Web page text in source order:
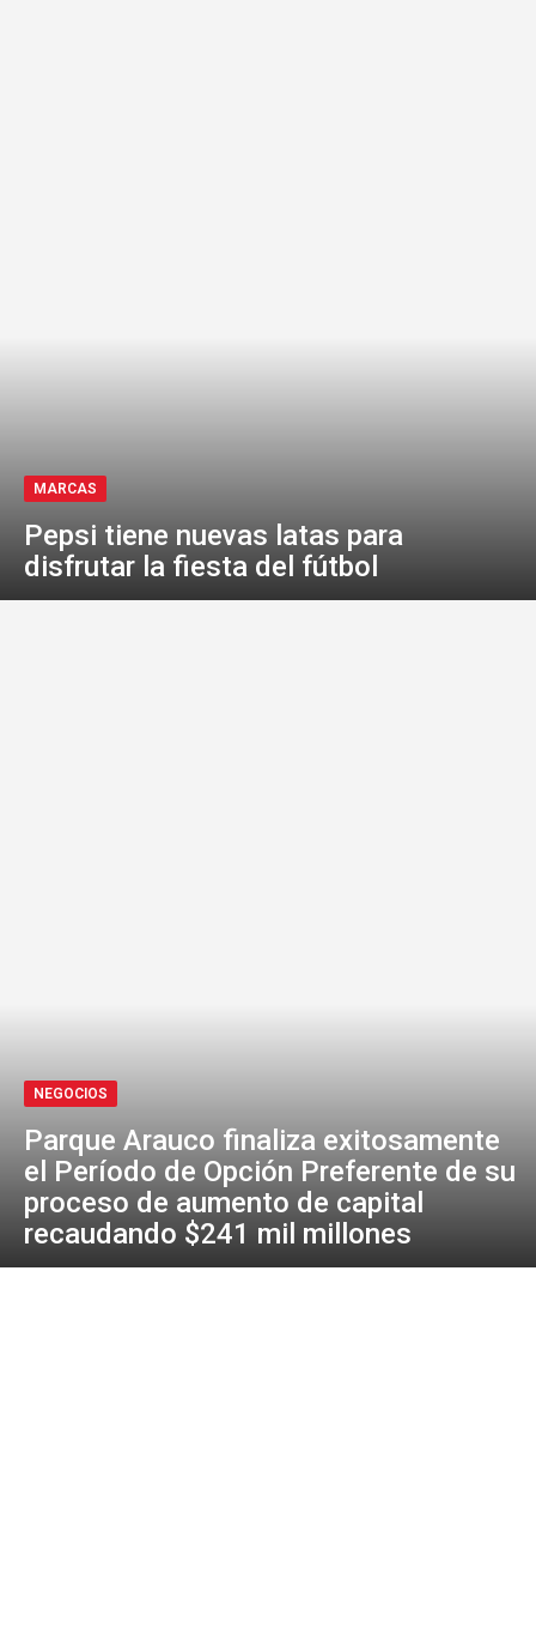
MARCAS
Pepsi tiene nuevas latas para
disfrutar la fiesta del fútbol
NEGOCIOS
Parque Arauco finaliza exitosamente
el Período de Opción Preferente de su
proceso de aumento de capital
recaudando $241 mil millones